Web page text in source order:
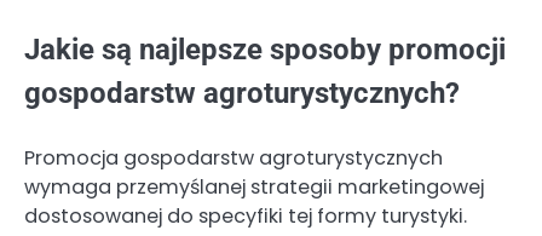
Jakie są najlepsze sposoby promocji
gospodarstw agroturystycznych?
Promocja gospodarstw agroturystycznych
wymaga przemyślanej strategii marketingowej
dostosowanej do specyfiki tej formy turystyki.